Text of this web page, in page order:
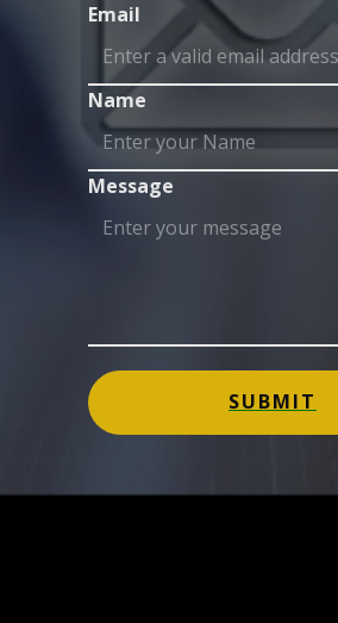
Email
Name
Message
SUBMIT